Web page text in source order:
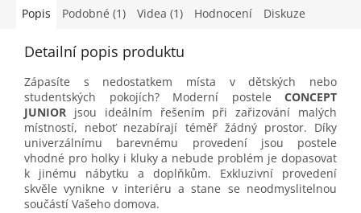
Popis Podobné (1) Videa (1) Hodnocení Diskuze
Detailní popis produktu
Zápasíte s nedostatkem místa v dětských nebo
studentských pokojích? Moderní postele CONCEPT
JUNIOR jsou ideálním řešením při zařizování malých
místností, neboť nezabírají téměř žádný prostor. Díky
univerzálnímu barevnému provedení jsou postele
vhodné pro holky i kluky a nebude problém je dopasovat
k jinému nábytku a doplňkům. Exkluzivní provedení
skvěle vynikne v interiéru a stane se neodmyslitelnou
součástí Vašeho domova.